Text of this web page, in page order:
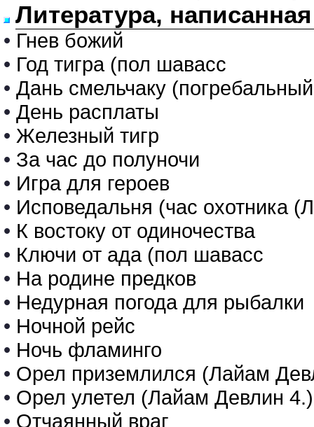
Литература,
• Гнев божий
• Год тигра (пол шавасс
• Дань смельчаку
• День расплаты
• Железный тигр
• За час до полуночи
• Игра для героев
• Исповедальня (час охотника
• К востоку от одиночества
• Ключи от ада (пол шавасс
• На родине предков
• Недурная погода для рыбалки
• Ночной рейс
• Ночь фламинго
• Орел приземлился (Лайам
• Орел улетел (Лайам Девлин 4.)
• Отчаянный враг